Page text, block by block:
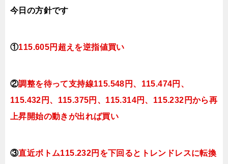
今日 の方針です
①115.605円超えを逆指値買い
②調整を待って支持線115.548円、115.474円、
115.432円、115.375円、115.314円、115.232円から再
上昇開始の動きが出れば買い
③直近ボトム115.232円を下回るとトレンドレスに転換